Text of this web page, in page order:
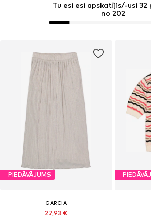
Tu esi esi apskatījis/-usi 32
no 202
PIEDĀVĀJUMS
GARCIA
27,93 €